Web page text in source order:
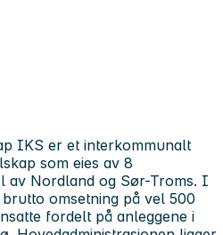
IKS er et interkommunalt
som eies av 8
av Nordland og Sør-Troms. I
omsetning på vel 500
fordelt på anleggene i